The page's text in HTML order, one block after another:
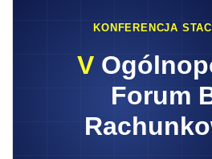
KONFERENCJA
V
Forum